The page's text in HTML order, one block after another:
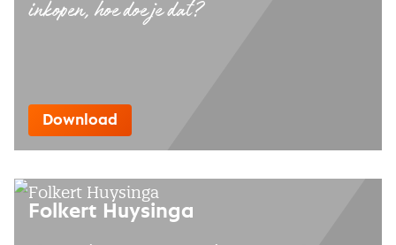
inkopen, hoe doe je dat?
Download
Folkert Huysinga